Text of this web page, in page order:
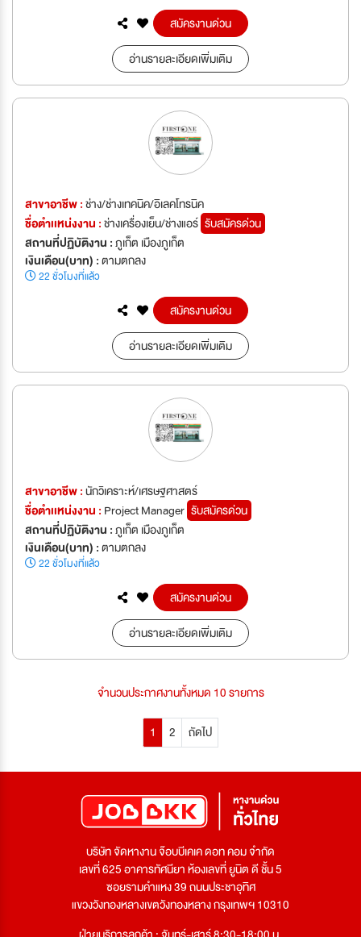
สมัครงานด่วน
อ่านรายละเอียดเพิ่มเติม
สาขาอาชีพ :ช่าง/ช่างเทคนิค/อิเลคโทรนิค
ชื่อตำเเหน่งงาน :ช่างเครื่องเย็น/ช่างแอร์ รับสมัครด่วน
สถานที่ปฏิบัติงาน :ภูเก็ต เมืองภูเก็ต
เงินเดือน(บาท) :ตามตกลง
22 ชั่วโมงที่แล้ว
สมัครงานด่วน
อ่านรายละเอียดเพิ่มเติม
สาขาอาชีพ :นักวิเคราะห์/เศรษฐศาสตร์
ชื่อตำเเหน่งงาน : Project Manager รับสมัครด่วน
สถานที่ปฏิบัติงาน :ภูเก็ต เมืองภูเก็ต
เงินเดือน(บาท) :ตามตกลง
22 ชั่วโมงที่แล้ว
สมัครงานด่วน
อ่านรายละเอียดเพิ่มเติม
จำนวนประกาศงานทั้งหมด 10 รายการ
1 2 ถัดไป
บริษัท จัดหางาน จ๊อบบีเคเค ดอท คอม จำกัด
เลขที่ 625 อาคารทัศนียา ห้องเลขที่ ยูนิต ดี ชั้น 5
ซอยรามคำแหง 39 ถนนประชาอุทิศ
แขวงวังทองหลางเขตวังทองหลาง กรุงเทพฯ 10310